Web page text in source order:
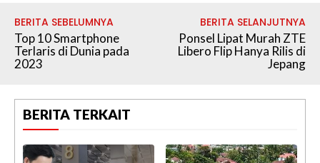
BERITA SEBELUMNYA
Top 10 Smartphone
Terlaris di Dunia pada
2023
BERITA SELANJUTNYA
Ponsel Lipat Murah ZTE
Libero Flip Hanya Rilis di
Jepang
BERITA TERKAIT